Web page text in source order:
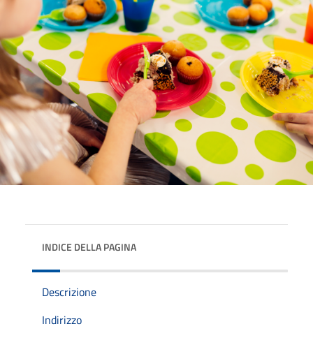
INDICE DELLA PAGINA
Descrizione
Indirizzo